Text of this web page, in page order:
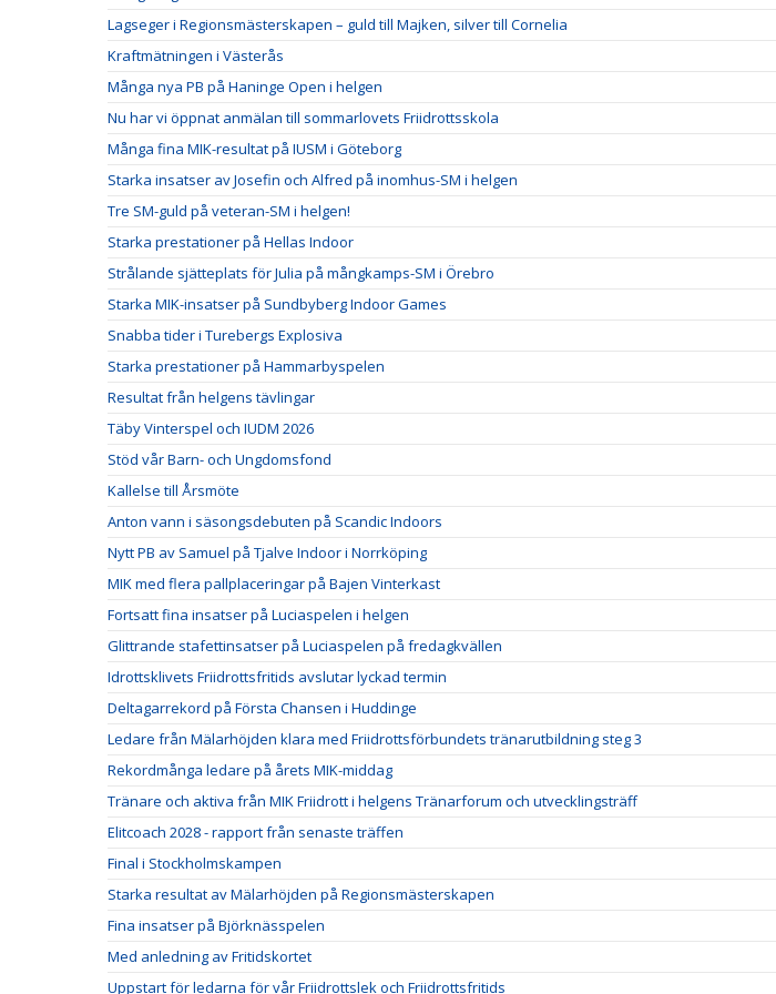
Lagseger i Regionsmästerskapen – guld till Majken, silver till Cornelia
Kraftmätningen i Västerås
Många nya PB på Haninge Open i helgen
Nu har vi öppnat anmälan till sommarlovets Friidrottsskola
Många fina MIK-resultat på IUSM i Göteborg
Starka insatser av Josefin och Alfred på inomhus-SM i helgen
Tre SM-guld på veteran-SM i helgen!
Starka prestationer på Hellas Indoor
Strålande sjätteplats för Julia på mångkamps-SM i Örebro
Starka MIK-insatser på Sundbyberg Indoor Games
Snabba tider i Turebergs Explosiva
Starka prestationer på Hammarbyspelen
Resultat från helgens tävlingar
Täby Vinterspel och IUDM 2026
Stöd vår Barn- och Ungdomsfond
Kallelse till Årsmöte
Anton vann i säsongsdebuten på Scandic Indoors
Nytt PB av Samuel på Tjalve Indoor i Norrköping
MIK med flera pallplaceringar på Bajen Vinterkast
Fortsatt fina insatser på Luciaspelen i helgen
Glittrande stafettinsatser på Luciaspelen på fredagkvällen
Idrottsklivets Friidrottsfritids avslutar lyckad termin
Deltagarrekord på Första Chansen i Huddinge
Ledare från Mälarhöjden klara med Friidrottsförbundets tränarutbildning steg 3
Rekordmånga ledare på årets MIK-middag
Tränare och aktiva från MIK Friidrott i helgens Tränarforum och utvecklingsträff
Elitcoach 2028 - rapport från senaste träffen
Final i Stockholmskampen
Starka resultat av Mälarhöjden på Regionsmästerskapen
Fina insatser på Björknässpelen
Med anledning av Fritidskortet
Uppstart för ledarna för vår Friidrottslek och Friidrottsfritids